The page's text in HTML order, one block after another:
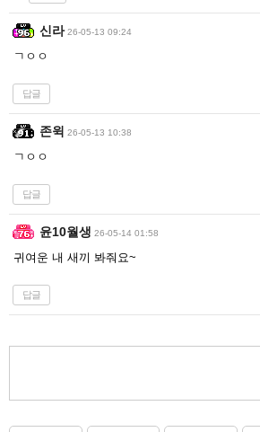
신라 26-05-13 09:24
ㄱㅇㅇ
답글
존윅 26-05-13 10:38
ㄱㅇㅇ
답글
윤10월생 26-05-14 01:58
귀여운 내 새끼 봐줘요~
답글